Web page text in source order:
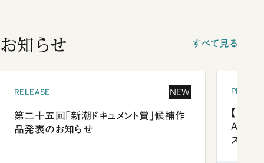
お知らせ すべて見る
RELEASE NEW
第二十五回「新潮ドキュメント賞」候補作
品発表のお知らせ
【「新
ズプレ